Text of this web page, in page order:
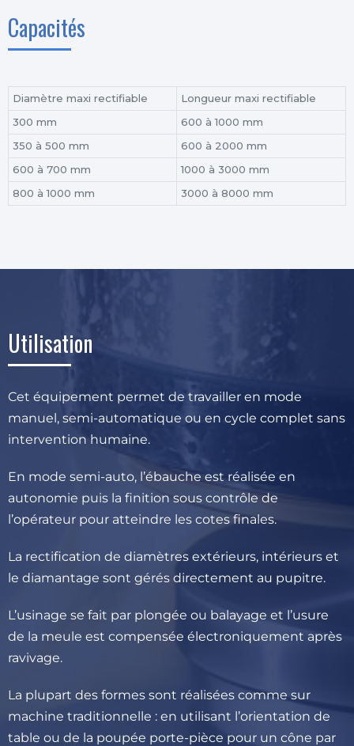
Capacités
Diamètre maxi rectifiable
Longueur maxi rectifiable
300 mm
600 à 1000 mm
350 à 500 mm
600 à 2000 mm
600 à 700 mm
1000 à 3000 mm
800 à 1000 mm
3000 à 8000 mm
Utilisation
Cet équipement permet de travailler en mode
manuel, semi-automatique ou en cycle complet sans
intervention humaine.
En mode semi-auto, l’ébauche est réalisée en
autonomie puis la finition sous contrôle de
l’opérateur pour atteindre les cotes finales.
La rectification de diamètres extérieurs, intérieurs et
le diamantage sont gérés directement au pupitre.
L’usinage se fait par plongée ou balayage et l’usure
de la meule est compensée électroniquement après
ravivage.
La plupart des formes sont réalisées comme sur
machine traditionnelle : en utilisant l’orientation de
table ou de la poupée porte-pièce pour un cône par